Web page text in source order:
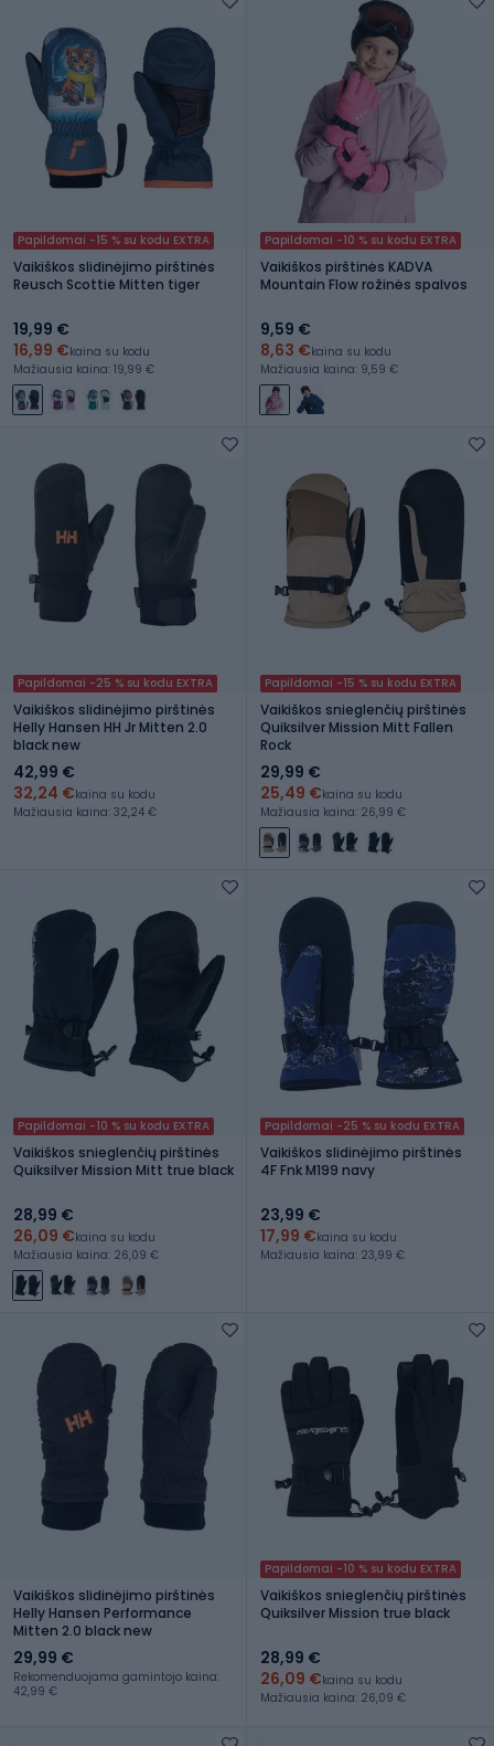
Papildomai -15 % su kodu EXTRA
Vaikiškos slidinėjimo pirštinės
Reusch Scottie Mitten tiger
19,99 €
16,99 €kaina su kodu
Mažiausia kaina: 19,99 €
Papildomai -10 % su kodu EXTRA
Vaikiškos pirštinės KADVA
Mountain Flow rožinės spalvos
9,59 €
8,63 €kaina su kodu
Mažiausia kaina: 9,59 €
Papildomai -25 % su kodu EXTRA
Vaikiškos slidinėjimo pirštinės
Helly Hansen HH Jr Mitten 2.0
black new
42,99 €
32,24 €kaina su kodu
Mažiausia kaina: 32,24 €
Papildomai -15 % su kodu EXTRA
Vaikiškos snieglenčių pirštinės
Quiksilver Mission Mitt Fallen
Rock
29,99 €
25,49 €kaina su kodu
Mažiausia kaina: 26,99 €
Papildomai -10 % su kodu EXTRA
Vaikiškos snieglenčių pirštinės
Quiksilver Mission Mitt true black
28,99 €
26,09 €kaina su kodu
Mažiausia kaina: 26,09 €
Papildomai -25 % su kodu EXTRA
Vaikiškos slidinėjimo pirštinės
4F Fnk M199 navy
23,99 €
17,99 €kaina su kodu
Mažiausia kaina: 23,99 €
Vaikiškos slidinėjimo pirštinės
Helly Hansen Performance
Mitten 2.0 black new
29,99 €
Rekomenduojama gamintojo kaina:
42,99 €
Papildomai -10 % su kodu EXTRA
Vaikiškos snieglenčių pirštinės
Quiksilver Mission true black
28,99 €
26,09 €kaina su kodu
Mažiausia kaina: 26,09 €